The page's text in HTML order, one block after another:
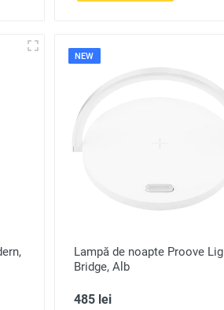
NEW
Lampă de noapte Proove
Bridge, Alb
485 lei